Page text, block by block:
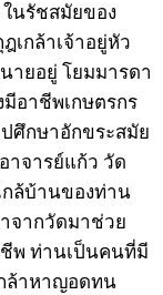
ในรัชสมัยของ
เกล้าเจ้าอยู่หัว
ายอยู่ โยมมารดา
อาชีพเกษตรกร
ศึกษาอักขระสมัย
าจารย์แก้ว วัด
ล้บ้านของท่าน
จากวัดมาช่วย
พ ท่านเป็นคนที่มี
ล้าหาญอดทน